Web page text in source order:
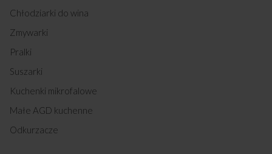
Chłodziarki do wina
Zmywarki
Pralki
Suszarki
Kuchenki mikrofalowe
Małe AGD kuchenne
Odkurzacze